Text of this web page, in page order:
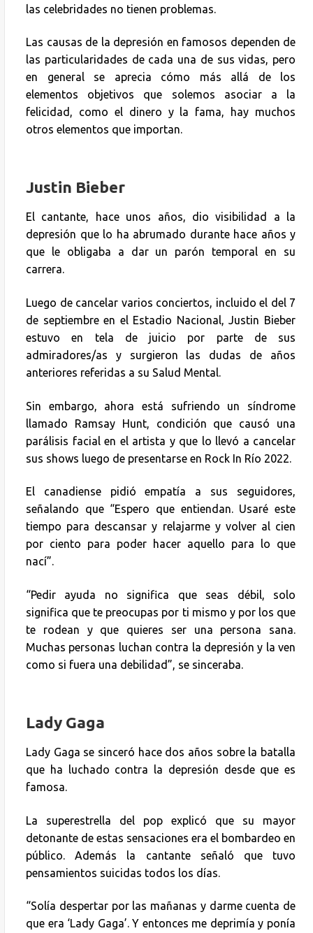
las celebridades no tienen problemas.
Las causas de la depresión en famosos dependen de
las particularidades de cada una de sus vidas, pero
en general se aprecia cómo más allá de los
elementos objetivos que solemos asociar a la
felicidad, como el dinero y la fama, hay muchos
otros elementos que importan.
Justin Bieber
El cantante, hace unos años, dio visibilidad a la
depresión que lo ha abrumado durante hace años y
que le obligaba a dar un parón temporal en su
carrera.
Luego de cancelar varios conciertos, incluido el del 7
de septiembre en el Estadio Nacional, Justin Bieber
estuvo en tela de juicio por parte de sus
admiradores/as y surgieron las dudas de años
anteriores referidas a su Salud Mental.
Sin embargo, ahora está sufriendo un síndrome
llamado Ramsay Hunt, condición que causó una
parálisis facial en el artista y que lo llevó a cancelar
sus shows luego de presentarse en Rock In Río 2022.
El canadiense pidió empatía a sus seguidores,
señalando que “Espero que entiendan. Usaré este
tiempo para descansar y relajarme y volver al cien
por ciento para poder hacer aquello para lo que
nací”.
“Pedir ayuda no significa que seas débil, solo
significa que te preocupas por ti mismo y por los que
te rodean y que quieres ser una persona sana.
Muchas personas luchan contra la depresión y la ven
como si fuera una debilidad”, se sinceraba.
Lady Gaga
Lady Gaga se sinceró hace dos años sobre la batalla
que ha luchado contra la depresión desde que es
famosa.
La superestrella del pop explicó que su mayor
detonante de estas sensaciones era el bombardeo en
público. Además la cantante señaló que tuvo
pensamientos suicidas todos los días.
“Solía despertar por las mañanas y darme cuenta de
que era ‘Lady Gaga’. Y entonces me deprimía y ponía